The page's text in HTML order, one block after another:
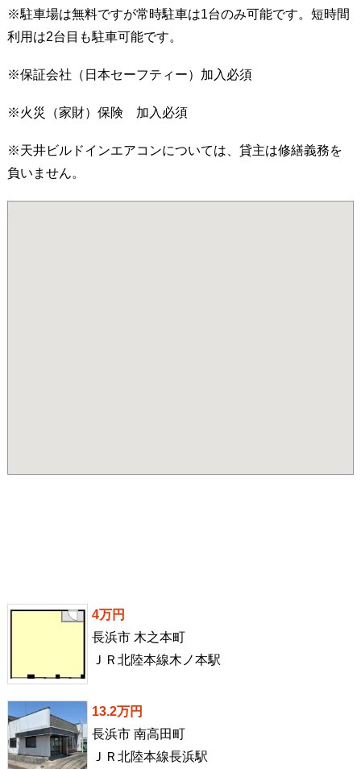
※駐車場は無料ですが常時駐車は1台のみ可能です。短時間
利用は2台目も駐車可能です。
※保証会社（日本セーフティー）加入必須
※火災（家財）保険 加入必須
※天井ビルドインエアコンについては、貸主は修繕義務を
負いません。
4万円
長浜市 木之本町
ＪＲ北陸本線木ノ本駅
13.2万円
長浜市 南高田町
ＪＲ北陸本線長浜駅